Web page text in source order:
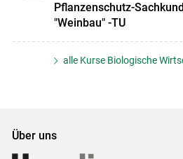
Pflanzenschutz-
"Weinbau" -TU
alle Kurse Biologische
Über uns